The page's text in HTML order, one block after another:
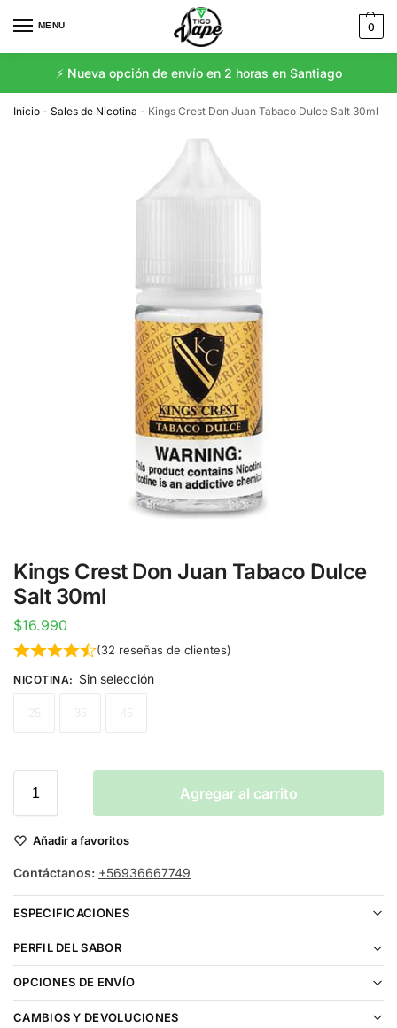
MENU 0
⚡️ Nueva opción de envío en 2 horas en Santiago
Inicio - Sales de Nicotina - Kings Crest Don Juan Tabaco Dulce Salt 30ml
Kings Crest Don Juan Tabaco Dulce
Salt 30ml
$16.990
(32 reseñas de clientes)
NICOTINA: Sin selección
Agregar al carrito
Añadir a favoritos
Contáctanos: +56936667749
ESPECIFICACIONES
PERFIL DEL SABOR
OPCIONES DE ENVÍO
CAMBIOS Y DEVOLUCIONES